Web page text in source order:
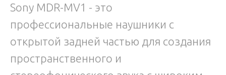
Sony MDR-MV1 - это
профессиональные наушники с
открытой задней частью для создания
пространственного и